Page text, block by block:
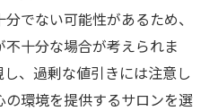
でない可能性があるため、
十分な場合が考えられま
、過剰な値引きには注意し
環境を提供するサロンを選